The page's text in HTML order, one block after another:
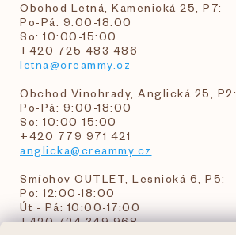
Obchod Letná, Kamenická 25, P7:
Po-Pá: 9:00-18:00
So: 10:00-15:00
+420 725 483 486
letna@creammy.cz
Obchod Vinohrady, Anglická 25, P2:
Po-Pá: 9:00-18:00
So: 10:00-15:00
+420 779 971 421
anglicka@creammy.cz
Smíchov OUTLET, Lesnická 6, P5:
Po: 12:00-18:00
Út - Pá: 10:00-17:00
+420 724 349 968